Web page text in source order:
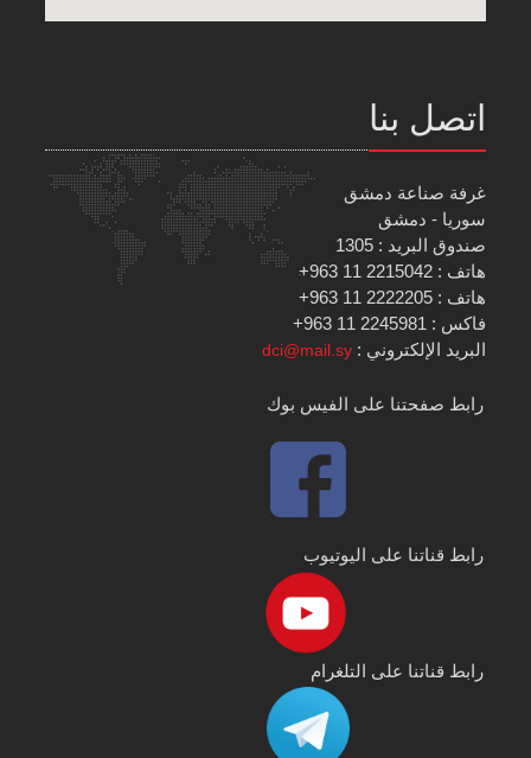
اتصل بنا
غرفة صناعة دمشق
سوريا - دمشق
صندوق البريد : 1305
هاتف : 2215042 11 963+
هاتف : 2222205 11 963+
فاكس : 2245981 11 963+
البريد الإلكتروني :dci@mail.sy
رابط صفحتنا على الفيس بوك
رابط قناتنا على اليوتيوب
رابط قناتنا على التلغرام